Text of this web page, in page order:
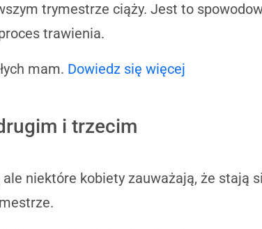
trymestrze ciąży. Jest to
trawienia.
mam. Dowiedz się więcej
i trzecim
niektóre kobiety zauważają, że stają